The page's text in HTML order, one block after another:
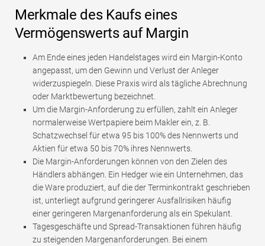
Merkmale des Kaufs eines
Vermögenswerts auf Margin
Am Ende eines jeden Handelstages wird ein Margin-Konto
angepasst, um den Gewinn und Verlust der Anleger
widerzuspiegeln. Diese Praxis wird als tägliche Abrechnung
oder Marktbewertung bezeichnet.
Um die Margin-Anforderung zu erfüllen, zahlt ein Anleger
normalerweise Wertpapiere beim Makler ein, z. B.
Schatzwechsel für etwa 95 bis 100% des Nennwerts und
Aktien für etwa 50 bis 70% ihres Nennwerts.
Die Margin-Anforderungen können von den Zielen des
Händlers abhängen. Ein Hedger wie ein Unternehmen, das
die Ware produziert, auf die der Terminkontrakt geschrieben
ist, unterliegt aufgrund geringerer Ausfallrisiken häufig
einer geringeren Margenanforderung als ein Spekulant.
Tagesgeschäfte und Spread-Transaktionen führen häufig
zu steigenden Margenanforderungen. Bei einem